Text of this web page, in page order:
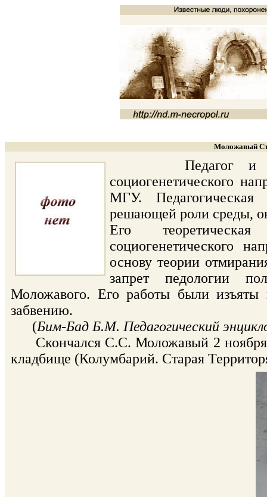
Моложавый
Педагог и
социогенетического
МГУ.
решающей роли среды,
Его
социогенетического
основу теории
запрет педологии
Моложавого. Его работы были
забвению.
(Бим-Бад Б.М. Педагогический
Скончался С.С. Моложавый 2 ноября
кладбище (Колумбарий. Старая